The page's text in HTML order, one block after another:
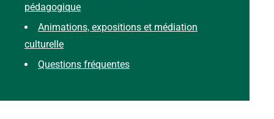
pédagogique
Animations, expositions et médiation
culturelle
Questions fréquentes